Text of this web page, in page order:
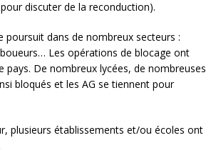
discuter de la reconduction).
poursuit dans de nombreux secteurs :
Les opérations de blocage ont
pays. De nombreux lycées, de nombreuses
bloqués et les AG se tiennent pour
plusieurs établissements et/ou écoles ont